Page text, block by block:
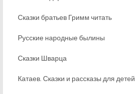
Сказки братьев Гримм читать
Русские народные былины
Сказки Шварца
Катаев. Сказки и рассказы для детей